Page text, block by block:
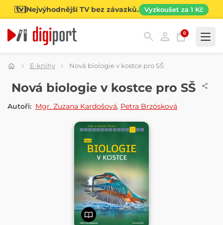
Nejvýhodnější TV bez závazků. Vyzkoušet za 1 Kč
0
Kategorie
E-knihy Nová biologie v kostce pro SŠ
E-KNIHA
Nová biologie v kostce pro SŠ
Autoři: Mgr. Zuzana Kardošová, Petra Brzósková